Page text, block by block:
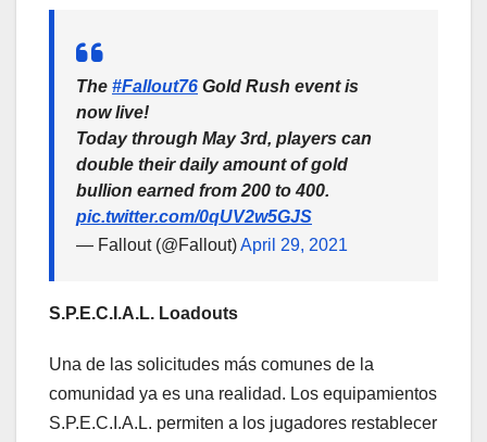
The #Fallout76 Gold Rush event is
now live!
Today through May 3rd, players can
double their daily amount of gold
bullion earned from 200 to 400.
pic.twitter.com/0qUV2w5GJS
— Fallout (@Fallout)April 29, 2021
S.P.E.C.I.A.L. Loadouts
Una de las solicitudes más comunes de la
comunidad ya es una realidad. Los equipamientos
S.P.E.C.I.A.L. permiten a los jugadores restablecer